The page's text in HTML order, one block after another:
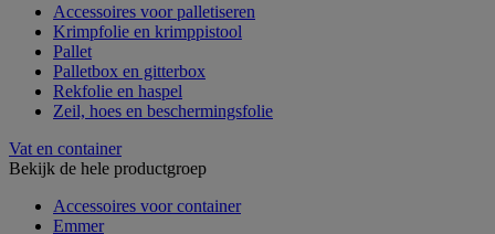
Accessoires voor palletiseren
Krimpfolie en krimppistool
Pallet
Palletbox en gitterbox
Rekfolie en haspel
Zeil, hoes en beschermingsfolie
Vat en container
Bekijk de hele productgroep
Accessoires voor container
Emmer